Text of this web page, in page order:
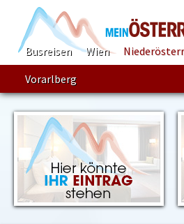
Busreisen Wien
Vorarlberg